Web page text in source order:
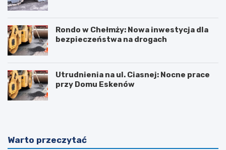
Rondo w Chełmży: Nowa inwestycja dla
bezpieczeństwa na drogach
Utrudnienia na ul. Ciasnej: Nocne prace
przy Domu Eskenów
Warto przeczytać